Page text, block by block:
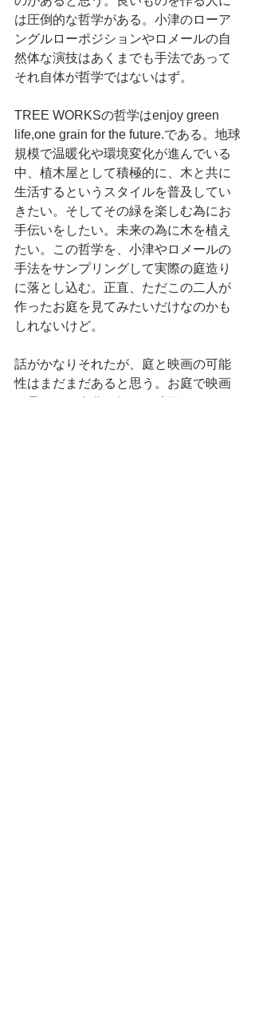
は圧倒的な哲学がある。小津のローア
ングルローポジションやロメールの自
然体な演技はあくまでも手法であって
それ自体が哲学ではないはず。
TREE WORKSの哲学はenjoy green
life,one grain for the future.である。地球
規模で温暖化や環境変化が進んでいる
中、植木屋として積極的に、木と共に
生活するというスタイルを普及してい
きたい。そしてその緑を楽しむ為にお
手伝いをしたい。未来の為に木を植え
たい。この哲学を、小津やロメールの
手法をサンプリングして実際の庭造り
に落とし込む。正直、ただこの二人が
作ったお庭を見てみたいだけなのかも
しれないけど。
話がかなりそれたが、庭と映画の可能
性はまだまだあると思う。お庭で映画